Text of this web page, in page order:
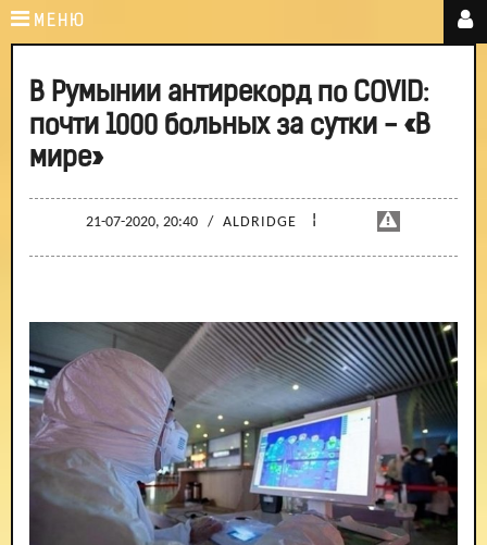
МЕНЮ
В Румынии антирекорд по COVID:
почти 1000 больных за сутки - «В
мире»
21-07-2020, 20:40 / ALDRIDGE ¦